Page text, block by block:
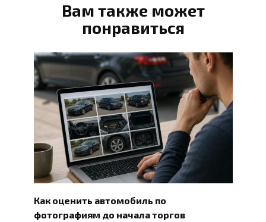
Вам также может
понравиться
Как оценить автомобиль по
фотографиям до начала торгов